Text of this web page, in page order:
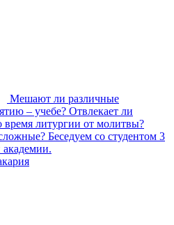
Мешают ли различные
– учебе? Отвлекает ли
литургии от молитвы?
Беседуем со студентом 3
академии.